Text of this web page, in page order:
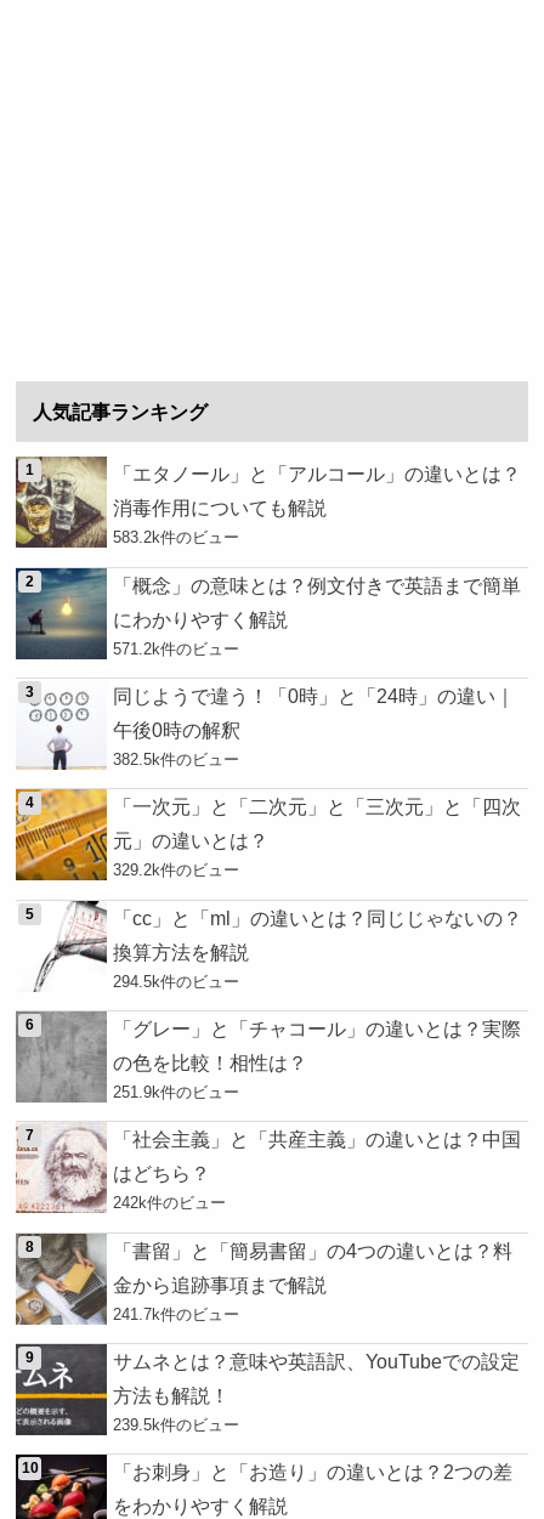
人気記事ランキング
「エタノール」と「アルコール」の違いとは？
消毒作用についても解説
583.2k件のビュー
「概念」の意味とは？例文付きで英語まで簡単
にわかりやすく解説
571.2k件のビュー
同じようで違う！「0時」と「24時」の違い｜
午後0時の解釈
382.5k件のビュー
「一次元」と「二次元」と「三次元」と「四次
元」の違いとは？
329.2k件のビュー
「cc」と「ml」の違いとは？同じじゃないの？
換算方法を解説
294.5k件のビュー
「グレー」と「チャコール」の違いとは？実際
の色を比較！相性は？
251.9k件のビュー
「社会主義」と「共産主義」の違いとは？中国
はどちら？
242k件のビュー
「書留」と「簡易書留」の4つの違いとは？料
金から追跡事項まで解説
241.7k件のビュー
サムネとは？意味や英語訳、YouTubeでの設定
方法も解説！
239.5k件のビュー
「お刺身」と「お造り」の違いとは？2つの差
をわかりやすく解説